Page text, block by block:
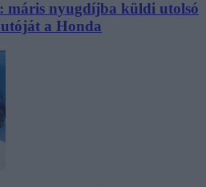
máris nyugdíjba küldi utolsó
a Honda